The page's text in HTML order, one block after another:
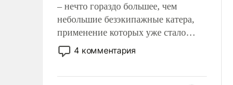
– нечто гораздо большее, чем
небольшие безэкипажные катера,
применение которых уже стало
обыденностью. Задача по созданию
такого корабля очень сложна и
4 комментария